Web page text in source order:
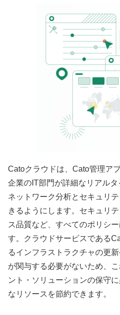
Catoクラウドは、Cato管理ア
企業のIT部門が詳細なリアルタ
ネットワーク分析とセキュリ
きるようにします。セキュリ
ス品質など、すべてのポリシ
す。クラウドサービスである
るインフラストラクチャの更
が関与する必要がないため、
ント・ソリューションの保守
なリソースを節約できます。